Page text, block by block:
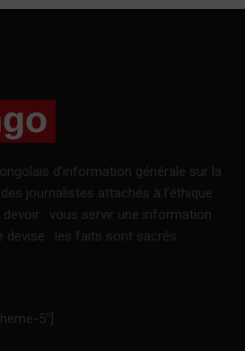
d’information générale sur la
journalistes attachés à l’éthique
: vous servir une information
devise : les faits sont sacrés.
5″]